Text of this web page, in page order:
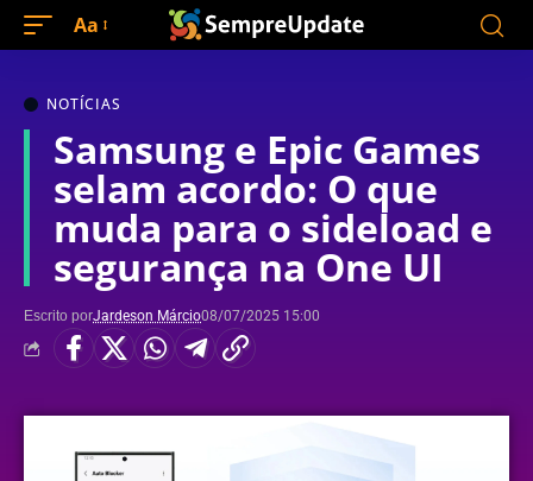
Aa
NOTÍCIAS
Samsung e Epic Games
selam acordo: O que
muda para o sideload e
segurança na One UI
Escrito porJardeson Márcio08/07/2025 15:00